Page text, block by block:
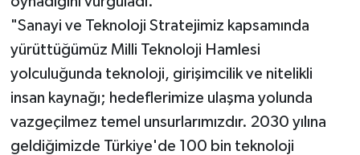
"Sanayi ve Teknoloji Stratejimiz kapsamında
yürüttüğümüz Milli Teknoloji Hamlesi
yolculuğunda teknoloji, girişimcilik ve nitelikli
insan kaynağı; hedeflerimize ulaşma yolunda
vazgeçilmez temel unsurlarımızdır. 2030 yılına
geldiğimizde Türkiye'de 100 bin teknoloji